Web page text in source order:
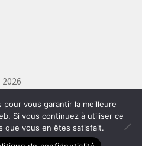
vous garantir la meilleure
Si vous continuez à utiliser ce
que vous en êtes satisfait.